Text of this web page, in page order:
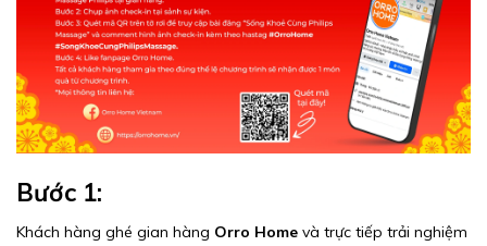
Bước 1:
Khách hàng ghé gian hàng Orro Home và trực tiếp trải nghiệm